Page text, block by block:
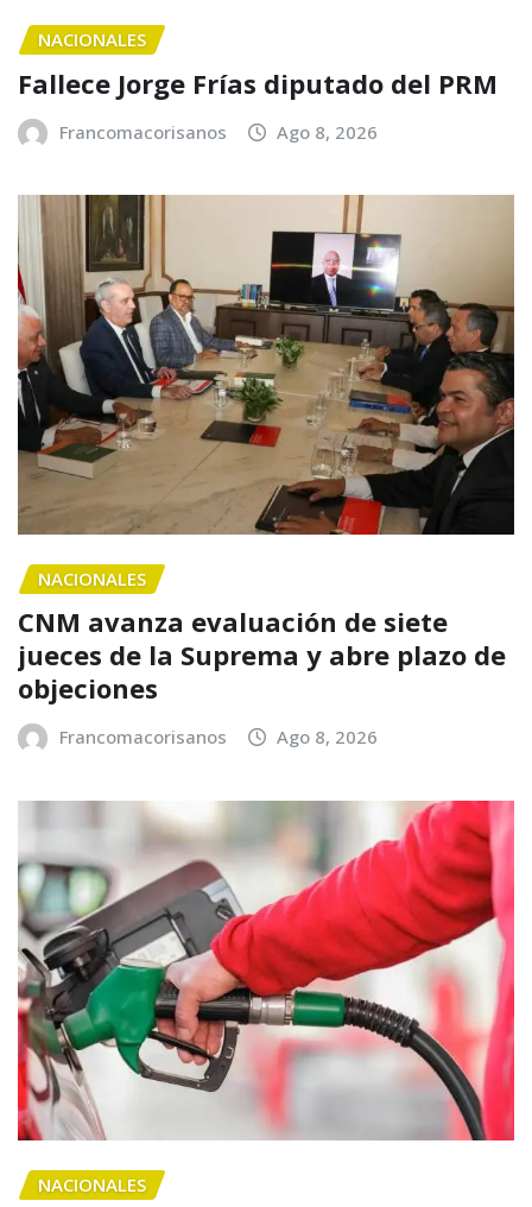
NACIONALES
Fallece Jorge Frías diputado del PRM
Francomacorisanos Ago 8, 2026
NACIONALES
CNM avanza evaluación de siete
jueces de la Suprema y abre plazo de
objeciones
Francomacorisanos Ago 8, 2026
NACIONALES